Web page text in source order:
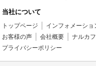
当社について
トップページ インフォメーショ
お客様の声
会社概要 ナルカ
プライバシーポリシー